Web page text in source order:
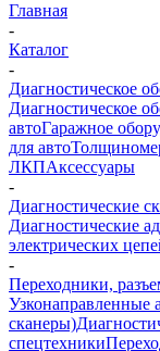
Главная
-
Каталог
-
Диагностическое
Диагностическое
автоГаражное
для авто
ЛКПАксессуары
-
Диагностические
Диагностические
электрических
-
Переходники,
Узконаправленные
сканеры)
спецтехники